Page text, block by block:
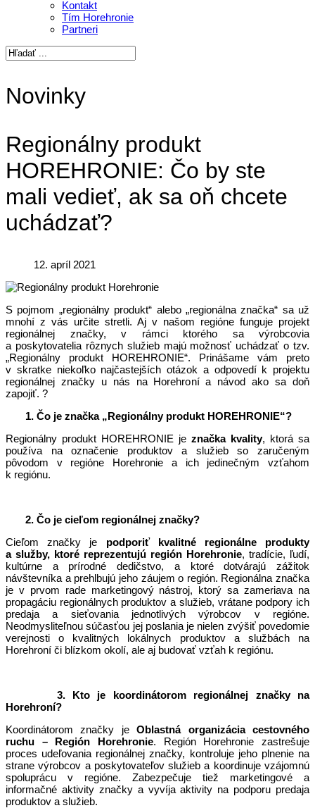
Kontakt
Tím Horehronie
Partneri
Novinky
Regionálny produkt
HOREHRONIE: Čo by ste
mali vedieť, ak sa oň chcete
uchádzať?
12. apríl 2021
S pojmom „regionálny produkt“ alebo „regionálna značka“ sa už
mnohí z vás určite stretli. Aj v našom regióne funguje projekt
regionálnej značky, v rámci ktorého sa výrobcovia
a poskytovatelia rôznych služieb majú možnosť uchádzať o tzv.
„Regionálny produkt HOREHRONIE“. Prinášame vám preto
v skratke niekoľko najčastejších otázok a odpovedí k projektu
regionálnej značky u nás na Horehroní a návod ako sa doň
zapojiť. ?
1. Čo je značka „Regionálny produkt HOREHRONIE“?
Regionálny produkt HOREHRONIE je značka kvality, ktorá sa
používa na označenie produktov a služieb so zaručeným
pôvodom v regióne Horehronie a ich jedinečným vzťahom
k regiónu.
2. Čo je cieľom regionálnej značky?
Cieľom značky je podporiť kvalitné regionálne produkty
a služby, ktoré reprezentujú región Horehronie, tradície, ľudí,
kultúrne a prírodné dedičstvo, a ktoré dotvárajú zážitok
návštevníka a prehlbujú jeho záujem o región. Regionálna značka
je v prvom rade marketingový nástroj, ktorý sa zameriava na
propagáciu regionálnych produktov a služieb, vrátane podpory ich
predaja a sieťovania jednotlivých výrobcov v regióne.
Neodmysliteľnou súčasťou jej poslania je nielen zvýšiť povedomie
verejnosti o kvalitných lokálnych produktov a službách na
Horehroní či blízkom okolí, ale aj budovať vzťah k regiónu.
3. Kto je koordinátorom regionálnej značky na
Horehroní?
Koordinátorom značky jeOblastná organizácia cestovného
ruchu – Región Horehronie. Región Horehronie zastrešuje
proces udeľovania regionálnej značky, kontroluje jeho plnenie na
strane výrobcov a poskytovateľov služieb a koordinuje vzájomnú
spoluprácu v regióne. Zabezpečuje tiež marketingové a
informačné aktivity značky a vyvíja aktivity na podporu predaja
produktov a služieb.